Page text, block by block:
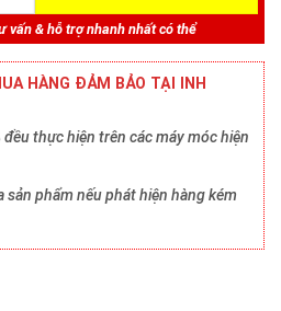
vấn & hỗ trợ nhanh nhất có thể
HÀNG ĐẢM BẢO TẠI INH
đều thực hiện trên các máy móc hiện
sản phẩm nếu phát hiện hàng kém